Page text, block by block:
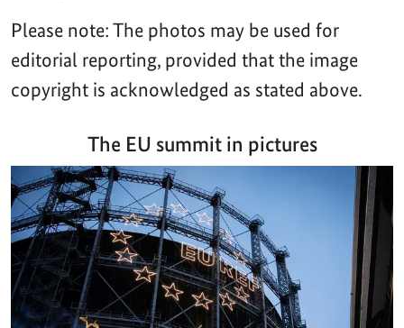
Please note: The photos may be used for
editorial reporting, provided that the image
copyright is acknowledged as stated above.
The EU summit in pictures